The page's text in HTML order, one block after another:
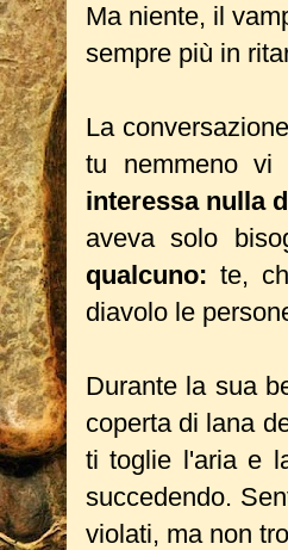
Ma niente, il
sempre più in
La
tu nemmeno vi
interessa nulla
aveva solo
qualcuno: te,
diavolo le
Durante la sua
coperta di lana
ti toglie l'aria e
succedendo.
violati, ma non